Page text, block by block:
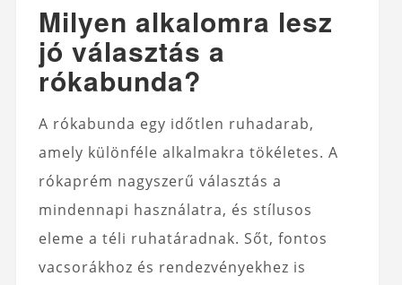
Milyen alkalomra lesz
jó választás a
rókabunda?
A rókabunda egy időtlen ruhadarab,
amely különféle alkalmakra tökéletes. A
rókaprém nagyszerű választás a
mindennapi használatra, és stílusos
eleme a téli ruhatáradnak. Sőt, fontos
vacsorákhoz és rendezvényekhez is